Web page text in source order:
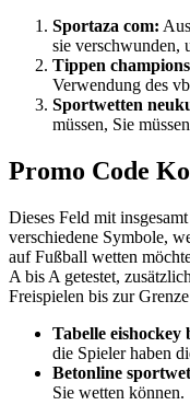
Sportaza com:
sie verschwunden,
Tippen
Verwendung des
Sportwetten
müssen, Sie
Promo Code
Dieses Feld mit
verschiedene Symbole,
auf Fußball wetten
A bis A getestet,
Freispielen bis zur
Tabelle eishockey
die Spieler haben
Betonline
Sie wetten können.